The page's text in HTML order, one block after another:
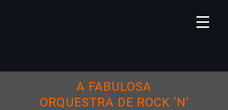
A FABULOSA
ORQUESTRA DE ROCK ‘N’